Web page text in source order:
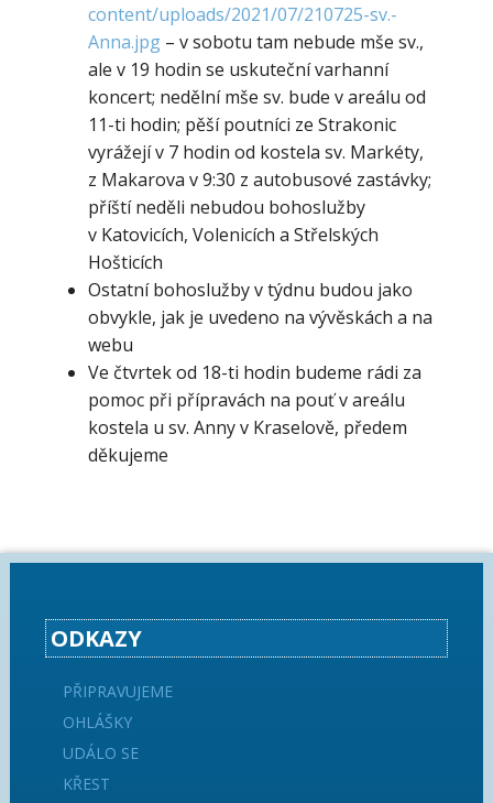
content/uploads/2021/07/210725-sv.-
Anna.jpg – v sobotu tam nebude mše sv.,
ale v 19 hodin se uskuteční varhanní
koncert; nedělní mše sv. bude v areálu od
11-ti hodin; pěší poutníci ze Strakonic
vyrážejí v 7 hodin od kostela sv. Markéty,
z Makarova v 9:30 z autobusové zastávky;
příští neděli nebudou bohoslužby
v Katovicích, Volenicích a Střelských
Hošticích
Ostatní bohoslužby v týdnu budou jako
obvykle, jak je uvedeno na vývěskách a na
webu
Ve čtvrtek od 18-ti hodin budeme rádi za
pomoc při přípravách na pouť v areálu
kostela u sv. Anny v Kraselově, předem
děkujeme
ODKAZY
PŘIPRAVUJEME
OHLÁŠKY
UDÁLO SE
KŘEST